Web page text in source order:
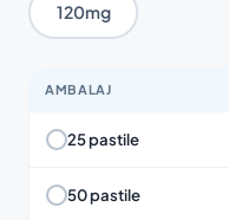
120mg
AMBALAJ
25 pastile
50 pastile